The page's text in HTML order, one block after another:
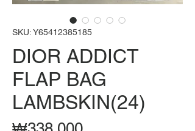
SKU: Y65412385185
DIOR ADDICT
FLAP BAG
LAMBSKIN(24)